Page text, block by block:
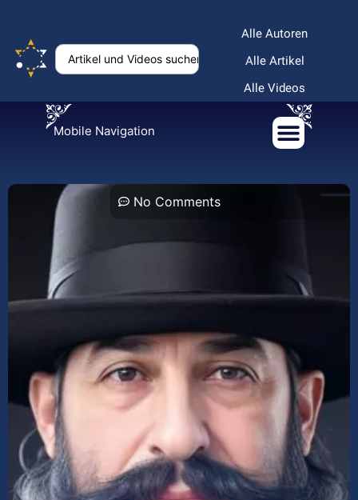
Alle Autoren
Alle Artikel
Alle Videos
Mobile Navigation
No Comments